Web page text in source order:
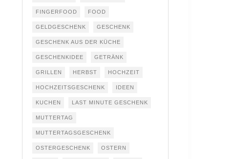
FINGERFOOD FOOD
GELDGESCHENK GESCHENK
GESCHENK AUS DER KÜCHE
GESCHENKIDEE GETRÄNK
GRILLEN HERBST HOCHZEIT
HOCHZEITSGESCHENK IDEEN
KUCHEN LAST MINUTE GESCHENK
MUTTERTAG
MUTTERTAGSGESCHENK
OSTERGESCHENK OSTERN